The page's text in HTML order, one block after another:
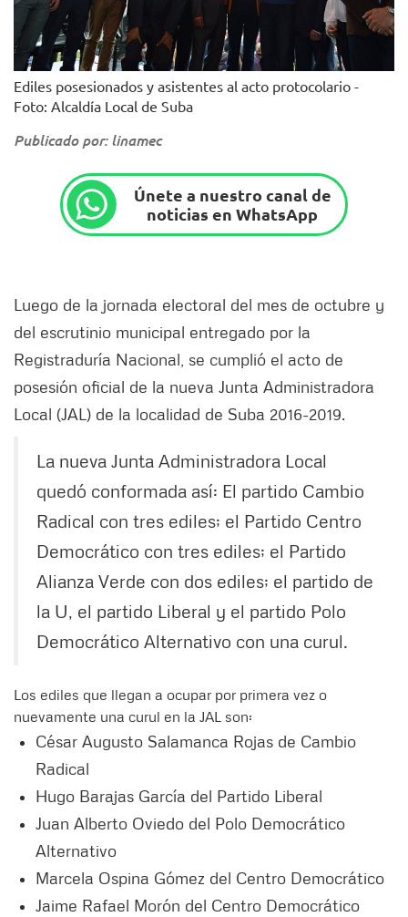
Ediles posesionados y asistentes al acto protocolario -
Foto: Alcaldía Local de Suba
Publicado por: linamec
Únete a nuestro canal de
noticias en WhatsApp
Luego de la jornada electoral del mes de octubre y
del escrutinio municipal entregado por la
Registraduría Nacional, se cumplió el acto de
posesión oficial de la nueva Junta Administradora
Local (JAL) de la localidad de Suba 2016-2019.
La nueva Junta Administradora Local
quedó conformada así: El partido Cambio
Radical con tres ediles; el Partido Centro
Democrático con tres ediles; el Partido
Alianza Verde con dos ediles; el partido de
la U, el partido Liberal y el partido Polo
Democrático Alternativo con una curul.
Los ediles que llegan a ocupar por primera vez o
nuevamente una curul en la JAL son:
César Augusto Salamanca Rojas de Cambio
Radical
Hugo Barajas García del Partido Liberal
Juan Alberto Oviedo del Polo Democrático
Alternativo
Marcela Ospina Gómez del Centro Democrático
Jaime Rafael Morón del Centro Democrático